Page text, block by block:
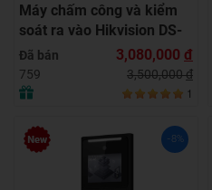
Máy chấm công và kiểm
soát ra vào Hikvision DS-
K1T342MFWX-E1
Đã bán
759
3,080,000 đ
3,500,000đ
1
-8%